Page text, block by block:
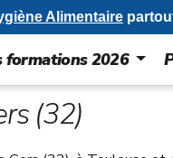
formations 2026
(32)
Alimentaire